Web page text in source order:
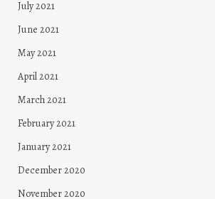
July 2021
June 2021
May 2021
April 2021
March 2021
February 2021
January 2021
December 2020
November 2020